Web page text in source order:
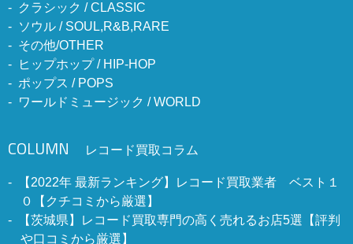
クラシック / CLASSIC
ソウル / SOUL,R&B,RARE
その他/OTHER
ヒップホップ / HIP-HOP
ポップス / POPS
ワールドミュージック / WORLD
COLUMN レコード買取コラム
【2022年 最新ランキング】レコード買取業者 ベスト１
０【クチコミから厳選】
【茨城県】レコード買取専門の高く売れるお店5選【評判
や口コミから厳選】